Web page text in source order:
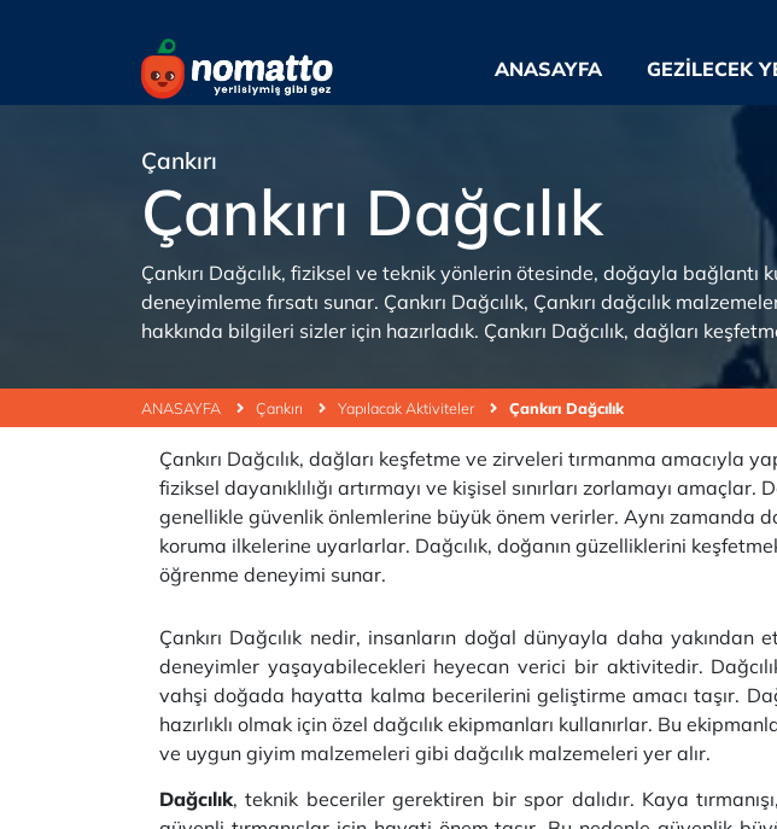
ANASAYFA GEZILECEK
ANASAYFA Çankırı Yapılacak Aktiviteler Çankırı Dağcılık
Çankırı
Çankırı Dağcılık
Çankırı Dağcılık, fiziksel ve teknik yönlerin ötesinde, doğayla bağlantı
deneyimleme fırsatı sunar. Çankırı Dağcılık, Çankırı dağcılık
hakkında bilgileri sizler için hazırladık. Çankırı Dağcılık, dağları
Çankırı Dağcılık, dağları keşfetme ve zirveleri tırmanma
fiziksel dayanıklılığı artırmayı ve kişisel sınırları zorlamayı
genellikle güvenlik önlemlerine büyük önem verirler. Aynı zamanda
koruma ilkelerine uyarlarlar. Dağcılık, doğanın güzelliklerini
öğrenme deneyimi sunar.
Çankırı Dağcılık nedir, insanların doğal dünyayla daha
deneyimler yaşayabilecekleri heyecan verici bir aktivitedir.
vahşi doğada hayatta kalma becerilerini geliştirme amacı taşır.
hazırlıklı olmak için özel dağcılık ekipmanları kullanırlar. Bu
ve uygun giyim malzemeleri gibi dağcılık malzemeleri yer alır.
Dağcılık, teknik beceriler gerektiren bir spor dalıdır. Kaya